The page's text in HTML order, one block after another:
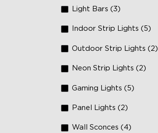
Light Bars (3)
Indoor Strip Lights (5)
Outdoor Strip Lights (2)
Neon Strip Lights (2)
Gaming Lights (5)
Panel Lights (2)
Wall Sconces (4)